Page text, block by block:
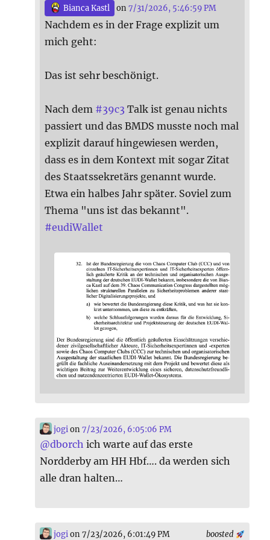
Bianca Kastl on7/31/2026, 5:46:59 PM
Nachdem es in der Frage explizit um
mich geht:
Das ist sehr beschönigt.
Nach dem #39c3 Talk ist genau nichts
passiert und das BMDS musste noch mal
explizit darauf hingewiesen werden,
dass es in dem Kontext mit sogar Zitat
des Staatssekretärs genannt wurde.
Etwa ein halbes Jahr später. Soviel zum
Thema "uns ist das bekannt".
#eudiWallet
jogion7/23/2026, 6:05:06 PM
@dborch ich warte auf das erste
Nordderby am HH Hbf…. da werden sich
alle dran halten…
boosted
jogion 7/23/2026, 6:01:49 PM